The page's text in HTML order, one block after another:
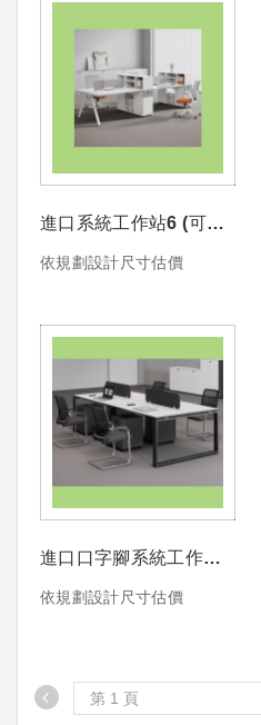
進口系統工作站6 (可依
圖形尺寸客製選色搭配)
依規劃設計尺寸估價
進口口字腳系統工作站4
(可依圖形尺寸客製選色
依規劃設計尺寸估價